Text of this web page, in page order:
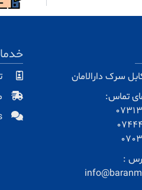
سرک دارالامان
تماس:
: